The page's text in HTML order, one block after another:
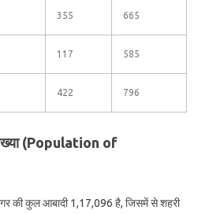
355 665
117 585
422 796
(Population of
की कुल आबादी 1,17,096 है, जिसमें से शहरी